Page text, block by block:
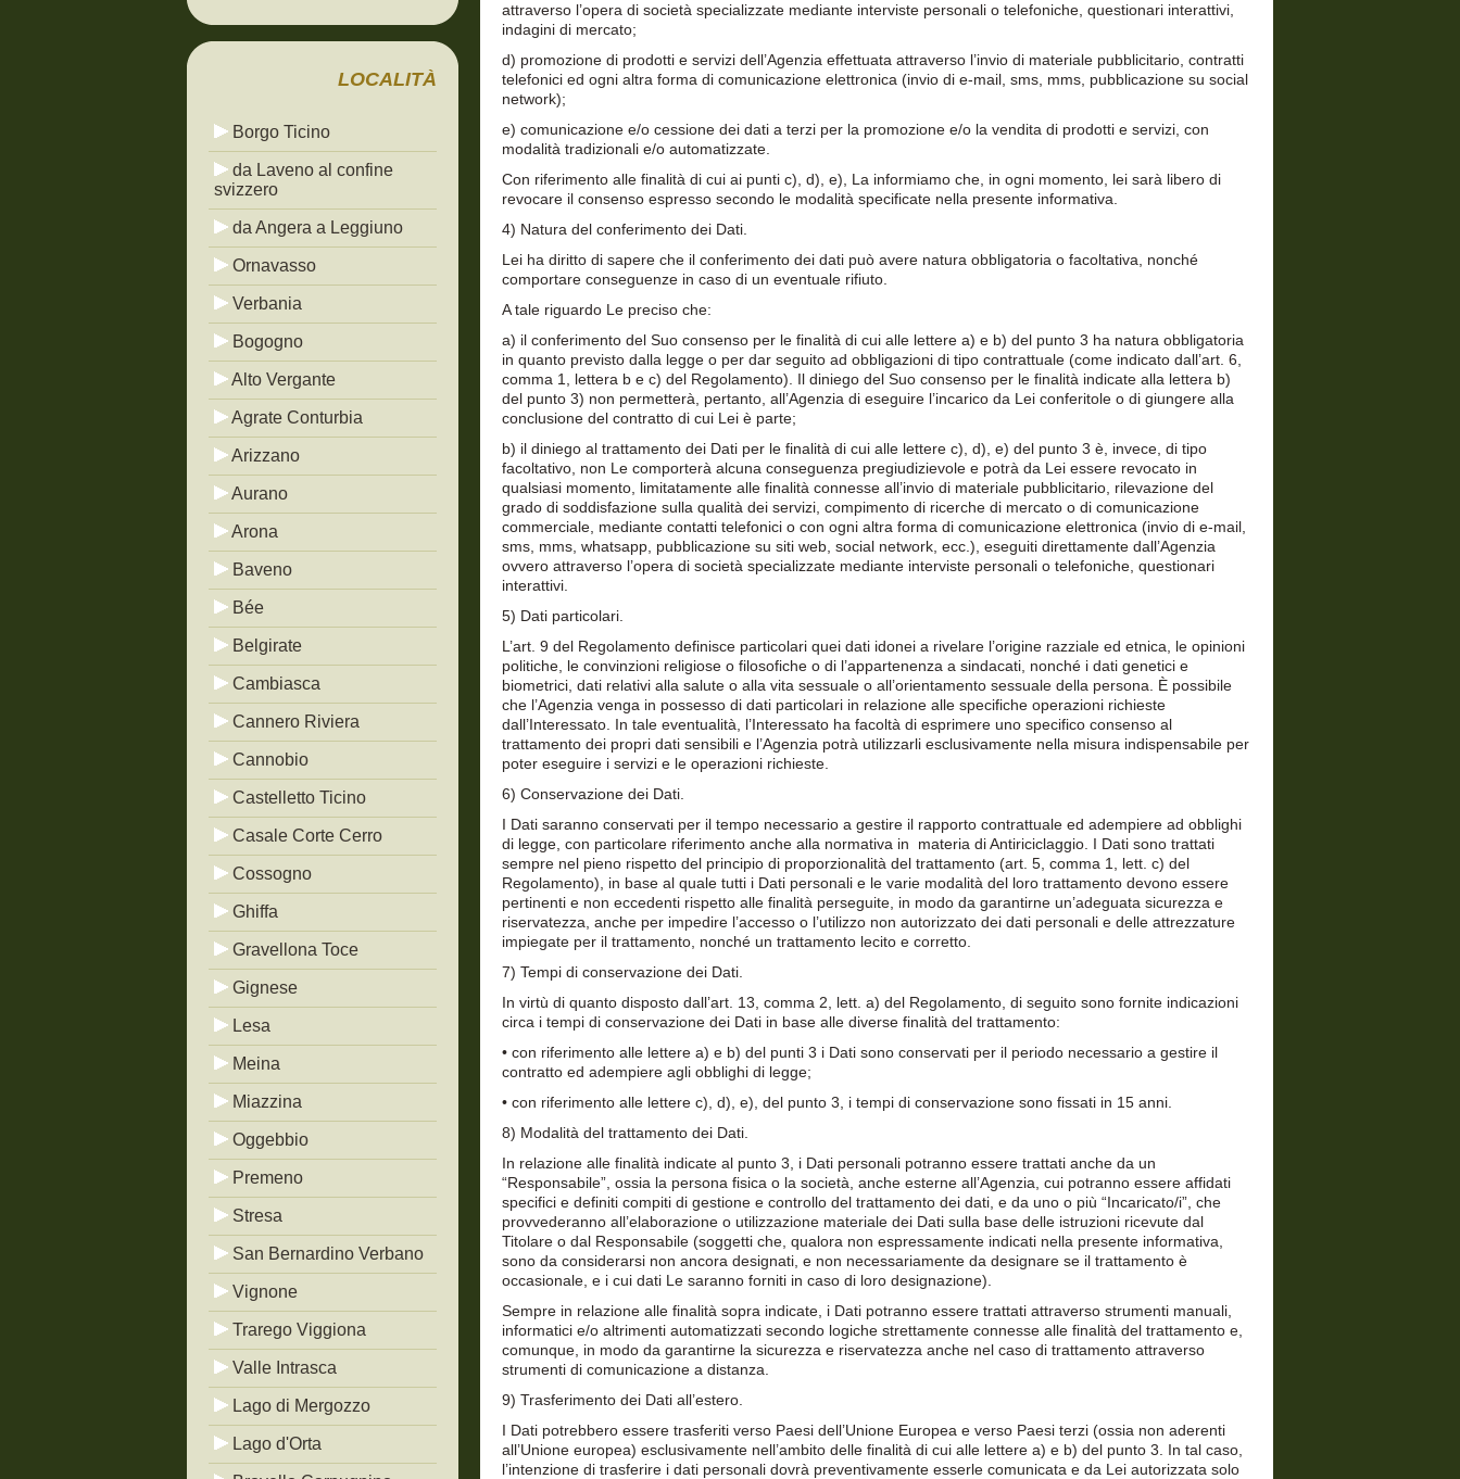
LOCALITÀ
Borgo Ticino
da Laveno al confine
svizzero
da Angera a Leggiuno
Ornavasso
Verbania
Bogogno
Alto Vergante
Agrate Conturbia
Arizzano
Aurano
Arona
Baveno
Bée
Belgirate
Cambiasca
Cannero Riviera
Cannobio
Castelletto Ticino
Casale Corte Cerro
Cossogno
Ghiffa
Gravellona Toce
Gignese
Lesa
Meina
Miazzina
Oggebbio
Premeno
Stresa
San Bernardino Verbano
Vignone
Trarego Viggiona
Valle Intrasca
Lago di Mergozzo
Lago d'Orta
attraverso l’opera di società specializzate mediante interviste personali o telefoniche, questionari interattivi,
indagini di mercato;
d) promozione di prodotti e servizi dell’Agenzia effettuata attraverso l’invio di materiale pubblicitario, contratti
telefonici ed ogni altra forma di comunicazione elettronica (invio di e-mail, sms, mms, pubblicazione su social
network);
e) comunicazione e/o cessione dei dati a terzi per la promozione e/o la vendita di prodotti e servizi, con
modalità tradizionali e/o automatizzate.
Con riferimento alle finalità di cui ai punti c), d), e), La informiamo che, in ogni momento, lei sarà libero di
revocare il consenso espresso secondo le modalità specificate nella presente informativa.
4) Natura del conferimento dei Dati.
Lei ha diritto di sapere che il conferimento dei dati può avere natura obbligatoria o facoltativa, nonché
comportare conseguenze in caso di un eventuale rifiuto.
A tale riguardo Le preciso che:
a) il conferimento del Suo consenso per le finalità di cui alle lettere a) e b) del punto 3 ha natura obbligatoria
in quanto previsto dalla legge o per dar seguito ad obbligazioni di tipo contrattuale (come indicato dall’art. 6,
comma 1, lettera b e c) del Regolamento). Il diniego del Suo consenso per le finalità indicate alla lettera b)
del punto 3) non permetterà, pertanto, all’Agenzia di eseguire l’incarico da Lei conferitole o di giungere alla
conclusione del contratto di cui Lei è parte;
b) il diniego al trattamento dei Dati per le finalità di cui alle lettere c), d), e) del punto 3 è, invece, di tipo
facoltativo, non Le comporterà alcuna conseguenza pregiudizievole e potrà da Lei essere revocato in
qualsiasi momento, limitatamente alle finalità connesse all’invio di materiale pubblicitario, rilevazione del
grado di soddisfazione sulla qualità dei servizi, compimento di ricerche di mercato o di comunicazione
commerciale, mediante contatti telefonici o con ogni altra forma di comunicazione elettronica (invio di e-mail,
sms, mms, whatsapp, pubblicazione su siti web, social network, ecc.), eseguiti direttamente dall’Agenzia
ovvero attraverso l’opera di società specializzate mediante interviste personali o telefoniche, questionari
interattivi.
5) Dati particolari.
L’art. 9 del Regolamento definisce particolari quei dati idonei a rivelare l’origine razziale ed etnica, le opinioni
politiche, le convinzioni religiose o filosofiche o di l’appartenenza a sindacati, nonché i dati genetici e
biometrici, dati relativi alla salute o alla vita sessuale o all’orientamento sessuale della persona. È possibile
che l’Agenzia venga in possesso di dati particolari in relazione alle specifiche operazioni richieste
dall’Interessato. In tale eventualità, l’Interessato ha facoltà di esprimere uno specifico consenso al
trattamento dei propri dati sensibili e l’Agenzia potrà utilizzarli esclusivamente nella misura indispensabile per
poter eseguire i servizi e le operazioni richieste.
6) Conservazione dei Dati.
I Dati saranno conservati per il tempo necessario a gestire il rapporto contrattuale ed adempiere ad obblighi
di legge, con particolare riferimento anche alla normativa in materia di Antiriciclaggio. I Dati sono trattati
sempre nel pieno rispetto del principio di proporzionalità del trattamento (art. 5, comma 1, lett. c) del
Regolamento), in base al quale tutti i Dati personali e le varie modalità del loro trattamento devono essere
pertinenti e non eccedenti rispetto alle finalità perseguite, in modo da garantirne un’adeguata sicurezza e
riservatezza, anche per impedire l’accesso o l’utilizzo non autorizzato dei dati personali e delle attrezzature
impiegate per il trattamento, nonché un trattamento lecito e corretto.
7) Tempi di conservazione dei Dati.
In virtù di quanto disposto dall’art. 13, comma 2, lett. a) del Regolamento, di seguito sono fornite indicazioni
circa i tempi di conservazione dei Dati in base alle diverse finalità del trattamento:
• con riferimento alle lettere a) e b) del punti 3 i Dati sono conservati per il periodo necessario a gestire il
contratto ed adempiere agli obblighi di legge;
• con riferimento alle lettere c), d), e), del punto 3, i tempi di conservazione sono fissati in 15 anni.
8) Modalità del trattamento dei Dati.
In relazione alle finalità indicate al punto 3, i Dati personali potranno essere trattati anche da un
“Responsabile”, ossia la persona fisica o la società, anche esterne all’Agenzia, cui potranno essere affidati
specifici e definiti compiti di gestione e controllo del trattamento dei dati, e da uno o più “Incaricato/i”, che
provvederanno all’elaborazione o utilizzazione materiale dei Dati sulla base delle istruzioni ricevute dal
Titolare o dal Responsabile (soggetti che, qualora non espressamente indicati nella presente informativa,
sono da considerarsi non ancora designati, e non necessariamente da designare se il trattamento è
occasionale, e i cui dati Le saranno forniti in caso di loro designazione).
Sempre in relazione alle finalità sopra indicate, i Dati potranno essere trattati attraverso strumenti manuali,
informatici e/o altrimenti automatizzati secondo logiche strettamente connesse alle finalità del trattamento e,
comunque, in modo da garantirne la sicurezza e riservatezza anche nel caso di trattamento attraverso
strumenti di comunicazione a distanza.
9) Trasferimento dei Dati all’estero.
I Dati potrebbero essere trasferiti verso Paesi dell’Unione Europea e verso Paesi terzi (ossia non aderenti
all’Unione europea) esclusivamente nell’ambito delle finalità di cui alle lettere a) e b) del punto 3. In tal caso,
l’intenzione di trasferire i dati personali dovrà preventivamente esserle comunicata e da Lei autorizzata solo